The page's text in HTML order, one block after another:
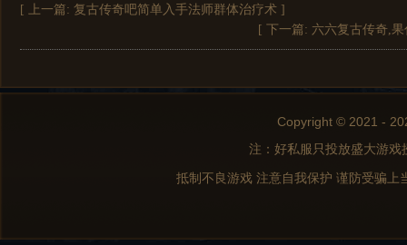
[ 上一篇: 复古传奇吧简单入手法师群体治疗术 ]
[ 下一篇: 六六复古传奇,
Copyright © 2021 -
注：好私服只投放盛大游
抵制不良游戏 注意自我保护 谨防受骗